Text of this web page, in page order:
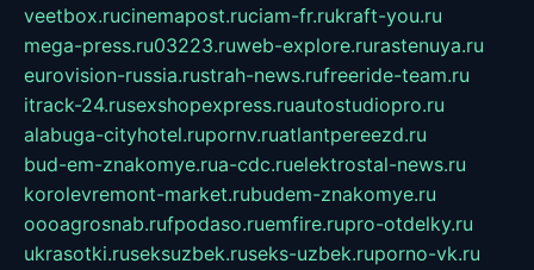
veetbox.rucinemapost.ruciam-fr.rukraft-you.ru
mega-press.ru03223.ruweb-explore.rurastenuya.ru
eurovision-russia.rustrah-news.rufreeride-team.ru
itrack-24.rusexshopexpress.ruautostudiopro.ru
alabuga-cityhotel.rupornv.ruatlantpereezd.ru
bud-em-znakomye.rua-cdc.ruelektrostal-news.ru
korolevremont-market.rubudem-znakomye.ru
oooagrosnab.rufpodaso.ruemfire.rupro-otdelky.ru
ukrasotki.ruseksuzbek.ruseks-uzbek.ruporno-vk.ru